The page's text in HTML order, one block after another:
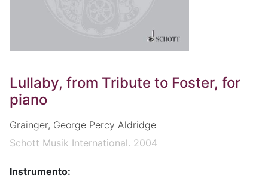
Lullaby, from Tribute to Foster, for
piano
Grainger, George Percy Aldridge
Schott Musik International. 2004
Instrumento: